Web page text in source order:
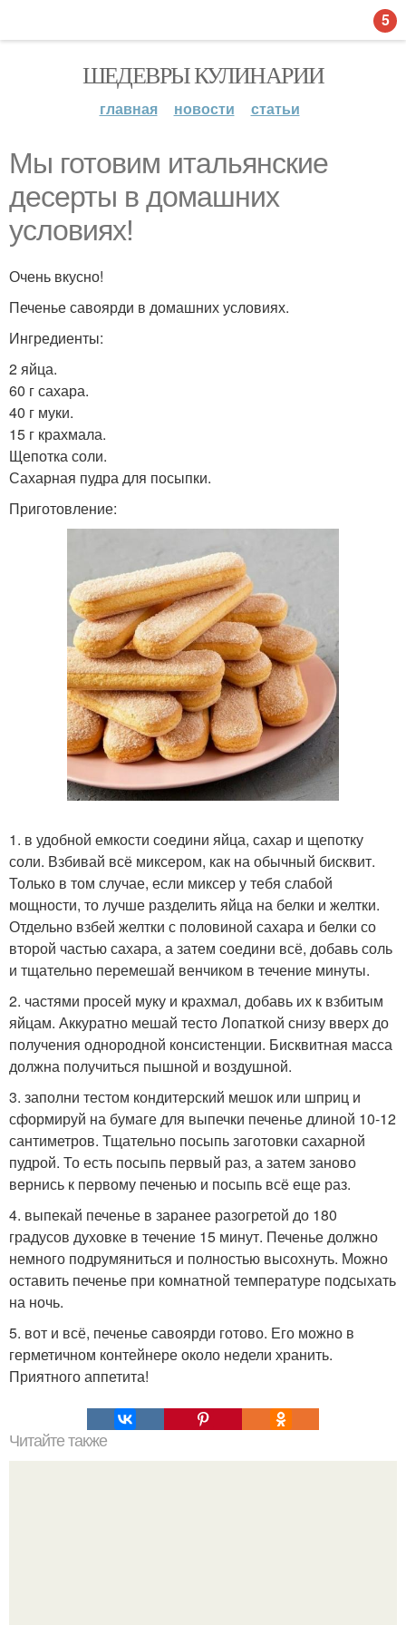
ШЕДЕВРЫ КУЛИНАРИИ
главная новости статьи
Мы готовим итальянские
десерты в домашних
условиях!
Очень вкусно!
Печенье савоярди в домашних условиях.
Ингредиенты:
2 яйца.
60 г сахара.
40 г муки.
15 г крахмала.
Щепотка соли.
Сахарная пудра для посыпки.
Приготовление:
1. в удобной емкости соедини яйца, сахар и щепотку
соли. Взбивай всё миксером, как на обычный бисквит.
Только в том случае, если миксер у тебя слабой
мощности, то лучше разделить яйца на белки и желтки.
Отдельно взбей желтки с половиной сахара и белки со
второй частью сахара, а затем соедини всё, добавь соль
и тщательно перемешай венчиком в течение минуты.
2. частями просей муку и крахмал, добавь их к взбитым
яйцам. Аккуратно мешай тесто Лопаткой снизу вверх до
получения однородной консистенции. Бисквитная масса
должна получиться пышной и воздушной.
3. заполни тестом кондитерский мешок или шприц и
сформируй на бумаге для выпечки печенье длиной 10-12
сантиметров. Тщательно посыпь заготовки сахарной
пудрой. То есть посыпь первый раз, а затем заново
вернись к первому печенью и посыпь всё еще раз.
4. выпекай печенье в заранее разогретой до 180
градусов духовке в течение 15 минут. Печенье должно
немного подрумяниться и полностью высохнуть. Можно
оставить печенье при комнатной температуре подсыхать
на ночь.
5. вот и всё, печенье савоярди готово. Его можно в
герметичном контейнере около недели хранить.
Приятного аппетита!
Читайте также
5